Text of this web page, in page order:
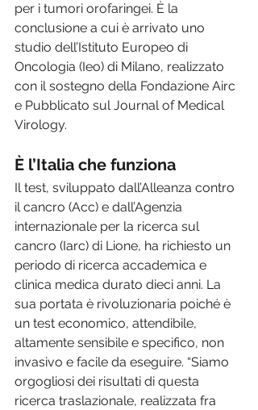
per i tumori orofaringei. È la
conclusione a cui è arrivato uno
studio dell’Istituto Europeo di
Oncologia (Ieo) di Milano, realizzato
con il sostegno della Fondazione Airc
e Pubblicato sul Journal of Medical
Virology.
È l’Italia che funziona
Il test, sviluppato dall’Alleanza contro
il cancro (Acc) e dall’Agenzia
internazionale per la ricerca sul
cancro (Iarc) di Lione, ha richiesto un
periodo di ricerca accademica e
clinica medica durato dieci anni. La
sua portata è rivoluzionaria poiché è
un test economico, attendibile,
altamente sensibile e specifico, non
invasivo e facile da eseguire. “Siamo
orgogliosi dei risultati di questa
ricerca traslazionale, realizzata fra